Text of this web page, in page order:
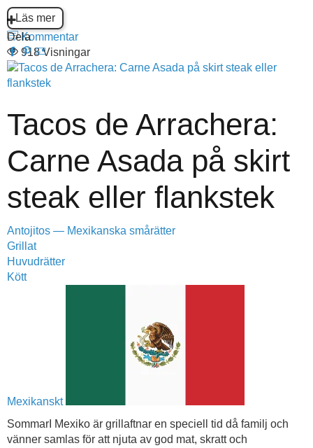
Läs mer
Kommentar
918 Visningar
Dela
Tacos de Arrachera:
Carne Asada på skirt
steak eller flankstek
Antojitos — Mexikanska smårätter
Grillat
Huvudrätter
Kött
Mexikanskt
SommarI Mexiko är grillaftnar en speciell tid då familj och
vänner samlas för att njuta av god mat, skratt och